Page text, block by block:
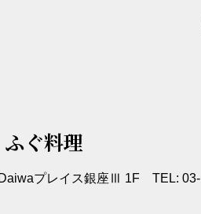
ぐ料理
プレイス銀座Ⅲ 1F TEL: 03-